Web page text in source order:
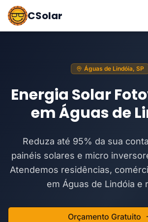
CSolar
Águas de Lindóia, SP
Energia Solar
em Águas de
Reduza até 95% da sua
painéis solares e micro
Atendemos residências,
em Águas de Lindóia e
Orçamento Gratuito